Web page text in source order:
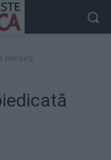
(versuri)